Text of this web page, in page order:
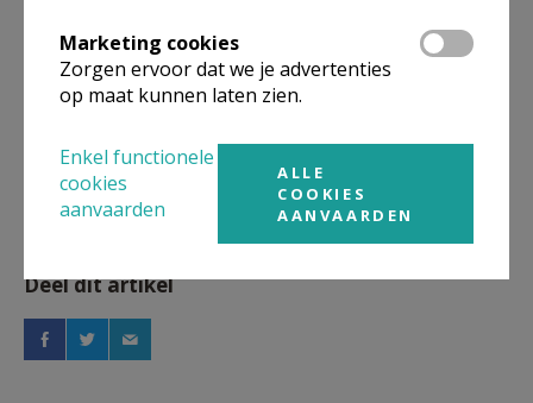
Meer
Deel dit artikel
Marketing cookies
Zorgen ervoor dat we je advertenties
op maat kunnen laten zien.
Enkel functionele
cookies
aanvaarden
ALLE
COOKIES
AANVAARDEN